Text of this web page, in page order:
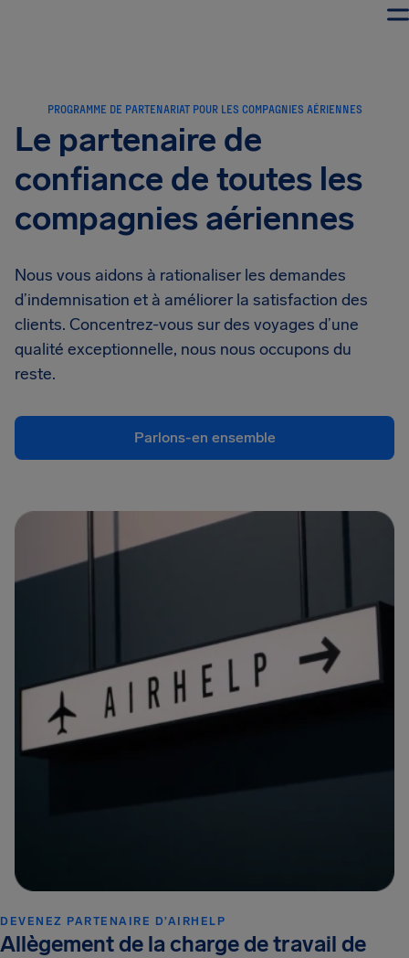
PROGRAMME DE PARTENARIAT POUR LES COMPAGNIES AÉRIENNES
Le partenaire de
confiance de toutes les
compagnies aériennes
Nous vous aidons à rationaliser les demandes
d’indemnisation et à améliorer la satisfaction des
clients. Concentrez-vous sur des voyages d’une
qualité exceptionnelle, nous nous occupons du
reste.
Parlons-en ensemble
DEVENEZ PARTENAIRE D’AIRHELP
Allègement de la charge de travail de